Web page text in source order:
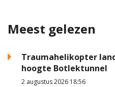
Meest gelezen
Traumahelikopter
hoogte Botlektunnel
2 augustus 2026 18:56